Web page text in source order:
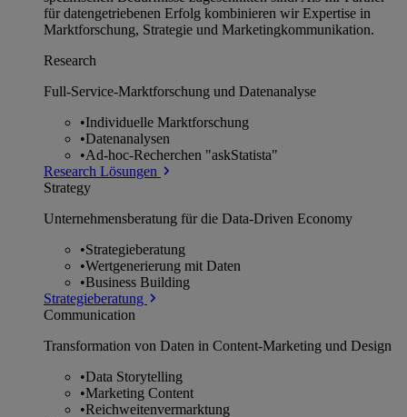
für datengetriebenen Erfolg kombinieren wir Expertise in
Marktforschung, Strategie und Marketingkommunikation.
Research
Full-Service-Marktforschung und Datenanalyse
•Individuelle Marktforschung
•Datenanalysen
•Ad-hoc-Recherchen "askStatista"
Research Lösungen
Strategy
Unternehmens­beratung für die Data-Driven Economy
•Strategieberatung
•Wertgenerierung mit Daten
•Business Building
Strategieberatung
Communication
Transformation von Daten in Content-Marketing und Design
•Data Storytelling
•Marketing Content
•Reichweitenvermarktung